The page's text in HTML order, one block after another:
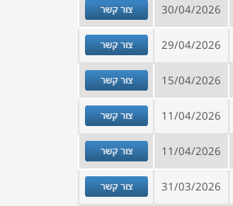
30/04/2026 צור קשר
29/04/2026 צור קשר
15/04/2026 צור קשר
11/04/2026 צור קשר
11/04/2026 צור קשר
31/03/2026 צור קשר